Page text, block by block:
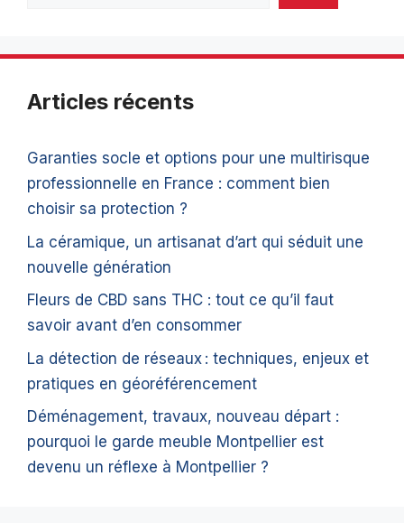
Articles récents
Garanties socle et options pour une multirisque
professionnelle en France : comment bien
choisir sa protection ?
La céramique, un artisanat d’art qui séduit une
nouvelle génération
Fleurs de CBD sans THC : tout ce qu’il faut
savoir avant d’en consommer
La détection de réseaux : techniques, enjeux et
pratiques en géoréférencement
Déménagement, travaux, nouveau départ :
pourquoi le garde meuble Montpellier est
devenu un réflexe à Montpellier ?